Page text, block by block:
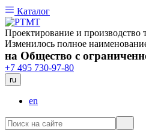
Каталог
Проектирование и производство
Изменилось полное
на Общество с
+7 495 730-97-80
ru
en